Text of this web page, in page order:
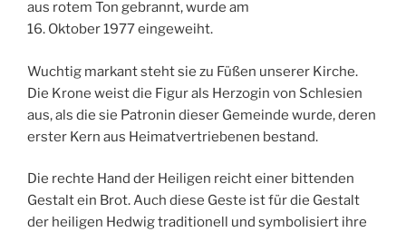
aus rotem Ton gebrannt, wurde am
16. Oktober 1977 eingeweiht.
Wuchtig markant steht sie zu Füßen unserer Kirche.
Die Krone weist die Figur als Herzogin von Schlesien
aus, als die sie Patronin dieser Gemeinde wurde, deren
erster Kern aus Heimatvertriebenen bestand.
Die rechte Hand der Heiligen reicht einer bittenden
Gestalt ein Brot. Auch diese Geste ist für die Gestalt
der heiligen Hedwig traditionell und symbolisiert ihre